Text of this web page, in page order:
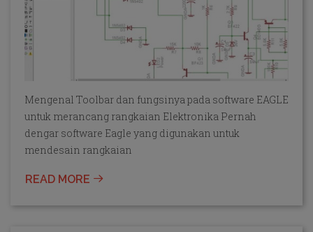
Mengenal Toolbar dan fungsinya pada software EAGLE
untuk merancang rangkaian Elektronika Pernah
dengar software Eagle yang digunakan untuk
mendesain rangkaian
READ MORE